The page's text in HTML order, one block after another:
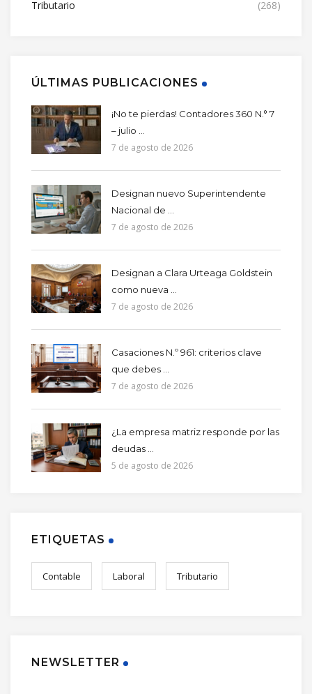
Tributario
(268)
ÚLTIMAS PUBLICACIONES
¡No te pierdas! Contadores 360 N.° 7
– julio ...
7 de agosto de 2026
Designan nuevo Superintendente
Nacional de ...
7 de agosto de 2026
Designan a Clara Urteaga Goldstein
como nueva ...
7 de agosto de 2026
Casaciones N.º 961: criterios clave
que debes ...
7 de agosto de 2026
¿La empresa matriz responde por las
deudas ...
5 de agosto de 2026
ETIQUETAS
Contable Laboral Tributario
NEWSLETTER